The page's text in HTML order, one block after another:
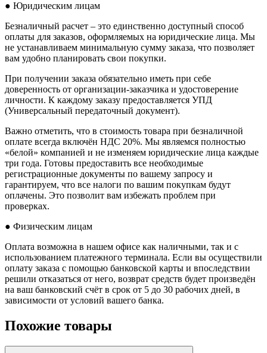
● Юридическим лицам
Безналичный расчет – это единственно доступный способ
оплаты для заказов, оформляемых на юридические лица. Мы
не устанавливаем минимальную сумму заказа, что позволяет
вам удобно планировать свои покупки.
При получении заказа обязательно иметь при себе
доверенность от организации-заказчика и удостоверение
личности. К каждому заказу предоставляется УПД
(Универсальный передаточный документ).
Важно отметить, что в стоимость товара при безналичной
оплате всегда включён НДС 20%. Мы являемся полностью
«белой» компанией и не изменяем юридические лица каждые
три года. Готовы предоставить все необходимые
регистрационные документы по вашему запросу и
гарантируем, что все налоги по вашим покупкам будут
оплачены. Это позволит вам избежать проблем при
проверках.
● Физическим лицам
Оплата возможна в нашем офисе как наличными, так и с
использованием платежного терминала. Если вы осуществили
оплату заказа с помощью банковской карты и впоследствии
решили отказаться от него, возврат средств будет произведён
на ваш банковский счёт в срок от 5 до 30 рабочих дней, в
зависимости от условий вашего банка.
Похожие товары